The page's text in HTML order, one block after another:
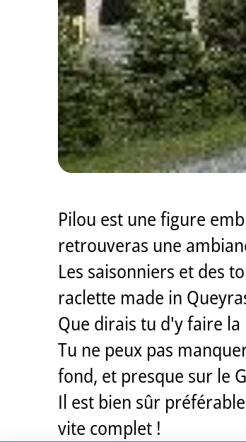
Pilou est une figure
retrouveras une
Les saisonniers et des
raclette made in
Que dirais tu d'y faire
Tu ne peux pas
fond, et presque sur le
Il est bien sûr
vite complet !